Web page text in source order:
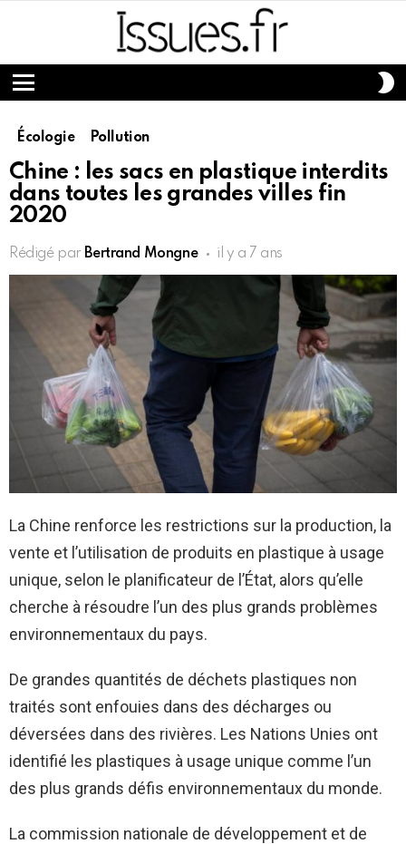
Menu
Écologie Pollution
Chine : les sacs en plastique interdits
dans toutes les grandes villes fin
2020
Rédigé par Bertrand Mongne il y a 7 ans
La Chine renforce les restrictions sur la production, la
vente et l’utilisation de produits en plastique à usage
unique, selon le planificateur de l’État, alors qu’elle
cherche à résoudre l’un des plus grands problèmes
environnementaux du pays.
De grandes quantités de déchets plastiques non
traités sont enfouies dans des décharges ou
déversées dans des rivières. Les Nations Unies ont
identifié les plastiques à usage unique comme l’un
des plus grands défis environnementaux du monde.
La commission nationale de développement et de